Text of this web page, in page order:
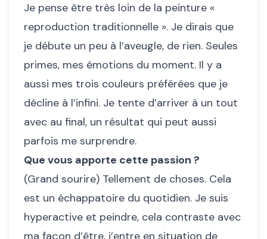
Je pense être très loin de la peinture «
reproduction traditionnelle ». Je dirais que
je débute un peu à l’aveugle, de rien. Seules
primes, mes émotions du moment. Il y a
aussi mes trois couleurs préférées que je
décline à l’infini. Je tente d’arriver à un tout
avec au final, un résultat qui peut aussi
parfois me surprendre.
Que vous apporte cette passion ?
(Grand sourire) Tellement de choses. Cela
est un échappatoire du quotidien. Je suis
hyperactive et peindre, cela contraste avec